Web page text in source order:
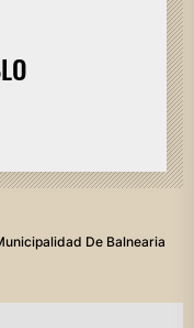
De Balnearia